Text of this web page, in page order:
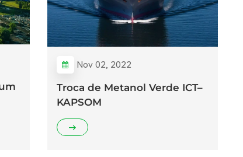
Nov 02, 2022
Troca de Metanol Verde ICT–
KAPSOM